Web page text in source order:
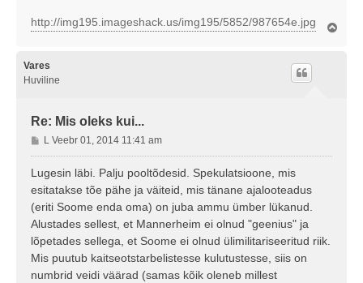
s
http://img195.imageshack.us/img195/5852/987654e.jpg
Vares
Huviline
Re: Mis oleks kui...
P
o
s
t
u
s
L Veebr 01, 2014 11:41 am
Lugesin läbi. Palju pooltõdesid. Spekulatsioone, mis
esitatakse tõe pähe ja väiteid, mis tänane ajalooteadus
(eriti Soome enda oma) on juba ammu ümber lükanud.
Alustades sellest, et Mannerheim ei olnud "geenius" ja
lõpetades sellega, et Soome ei olnud ülimilitariseeritud riik.
Mis puutub kaitseotstarbelistesse kulutustesse, siis on
numbrid veidi väärad (samas kõik oleneb millest